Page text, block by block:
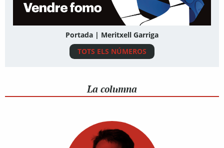
Portada | Meritxell Garriga
TOTS ELS NÚMEROS
La columna